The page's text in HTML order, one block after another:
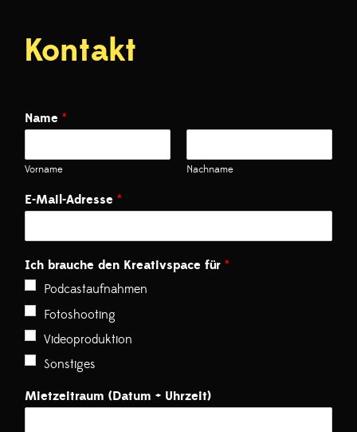
Kontakt
Name *
Vorname Nachname
E-Mail-Adresse *
Ich brauche den Kreativspace für *
Podcastaufnahmen
Fotoshooting
Videoproduktion
Sonstiges
Mietzeitraum (Datum + Uhrzeit)